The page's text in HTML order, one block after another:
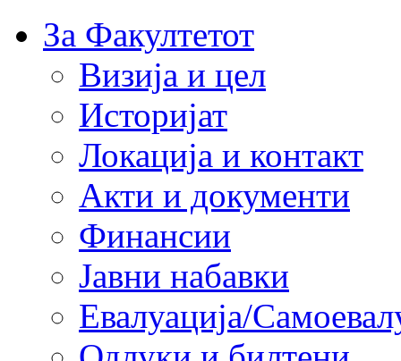
За Факултетот
Визија и цел
Историјат
Локација и контакт
Акти и документи
Финансии
Јавни набавки
Евалуација/